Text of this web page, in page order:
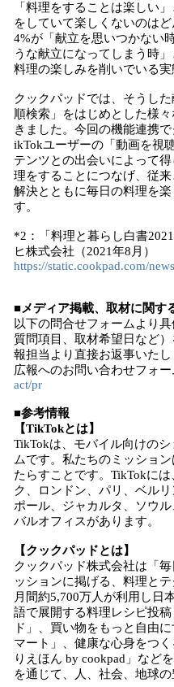
「料理をすることは楽しい
をしていて楽しくないのは
4%が「献立を思いつかない
うな献立になってしまう時
料理の楽しみを削いでいる実
クックパッドでは、そうし
順検索」をはじめとした様
きました。今回の機能連携
ikTokユーザーの「動画を視
テンツとの出会いによって
理をすることにつなげ、従
解決とともに毎日の料理を
す。
*2：「料理と暮らし白書
ヒ株式会社（2021年8月）
https://static.cookpad.com/
■メディア掲載、取材に関す
以下の問合せフォームより
質問項目、取材希望日など
報担当より直接お返事いたし
広報へのお問い合わせフォー
act/pr
■参考情報
【TikTokとは】
TikTokは、モバイル向けの
ムです。私たちのミッショ
たらすことです。TikTokに
ク、ロンドン、パリ、ベル
ポール、ジャカルタ、ソウ
バルオフィスがあります。
【クックパッドとは】
クックパッド株式会社は「
ッションに掲げる、料理と
月間約5,700万人が利用し日
語で展開する料理レシピ投
ド」、買い物をもっと自由
マート」、健康な心身をつ
りえほん by cookpad」など
を通じて、人、社会、地球